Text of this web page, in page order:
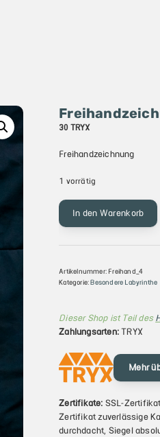
30 TRYX
Freihandzeichnung
1 vorrätig
Freihandzeichnung
•Furby•
A3
In den Warenkorb
Artikelnummer: Freihand_4
Kategorie:Besondere Labyrinthe
Dieser Shop ist Teil des
Zahlungsarten:TRYX
Mehr
Zertifikate: SSL-
Zertifikat zuverlässige
durchdacht, Siegel